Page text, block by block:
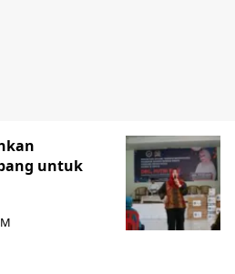
untuk